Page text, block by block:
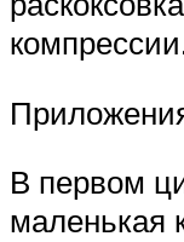
В первом
маленькая